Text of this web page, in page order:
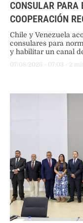
CONSULAR
COOPERACIÓN
Chile y Venezuela
consulares para
y habilitar un canal
repatriación de
07/08/2026 - 07:03 - 2